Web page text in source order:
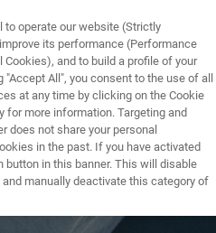
APLICACIONES
operate our website (Strictly
its performance (Performance
and to build a profile of your
All", you consent to the use of all
at any time by clicking on the Cookie
for more information. Targeting and
does not share your personal
in the past. If you have activated
in this banner. This will disable
manually deactivate this category of